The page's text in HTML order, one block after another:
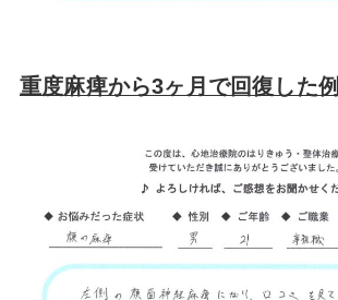
重度麻痺から3ヶ月で回復した例